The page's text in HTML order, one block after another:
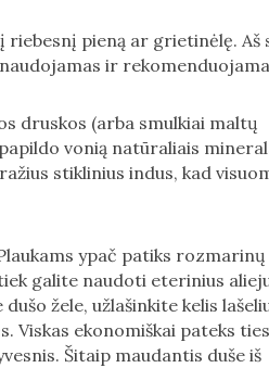
riebesnį pieną ar grietinėlę. Aš
ir
druskos (arba smulkiai maltų
vonią natūraliais
stiklinius indus, kad
ypač patiks rozmarinų
galite naudoti eterinius
žele, užlašinkite kelis
ekonomiškai pateks
Šitaip maudantis duše iš